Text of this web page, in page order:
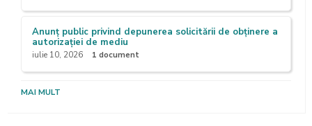
Anunț public privind depunerea solicitării de obținere a
autorizației de mediu
iulie 10, 2026 1 document
MAI MULT